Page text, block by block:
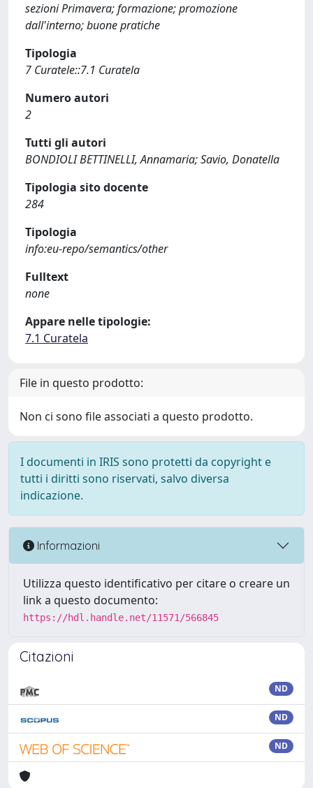
sezioni Primavera; formazione; promozione
dall'interno; buone pratiche
Tipologia
7 Curatele::7.1 Curatela
Numero autori
2
Tutti gli autori
BONDIOLI BETTINELLI, Annamaria; Savio, Donatella
Tipologia sito docente
284
Tipologia
info:eu-repo/semantics/other
Fulltext
none
Appare nelle tipologie:
7.1 Curatela
File in questo prodotto:
Non ci sono file associati a questo prodotto.
I documenti in IRIS sono protetti da copyright e
tutti i diritti sono riservati, salvo diversa
indicazione.
Informazioni
Utilizza questo identificativo per citare o creare un
link a questo documento:
https://hdl.handle.net/11571/566845
Citazioni
ND
ND
ND